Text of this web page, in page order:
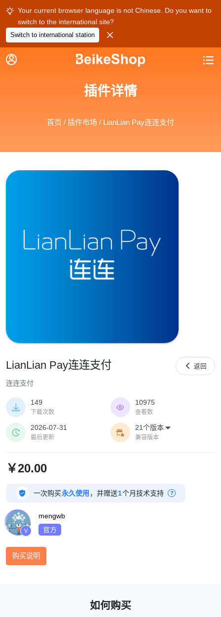
 Your current browser language is not Chinese. Do you want to
switch to the international site?
Switch to international station 
 
插件详情
首页 / 插件市场 / LianLian Pay连连支付
LianLian Pay连连支付
连连支付
 返回

149
下载次数

10975
查看数

2026-07-31
最后更新

21个版本 
兼容版本
￥20.00
 一次购买永久使用 ，并赠送1个月技术支持 ?
V
mengwb
官方
购买说明
如何购买